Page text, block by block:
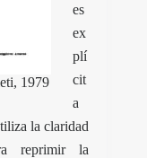
1979
es
ex
plí
cit
a
la claridad
reprimir la